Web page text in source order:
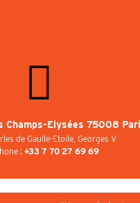
Champs-Elysées 75008
de Gaulle-Etoile, Georges V
: +33 7 70 27 69 69